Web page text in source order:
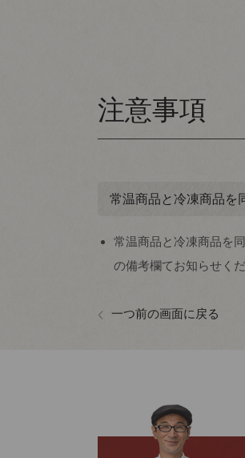
注意事項
常温商品と冷凍商品を
常温商品と冷凍商品を
の備考欄てお知らせく
一つ前の画面に戻る